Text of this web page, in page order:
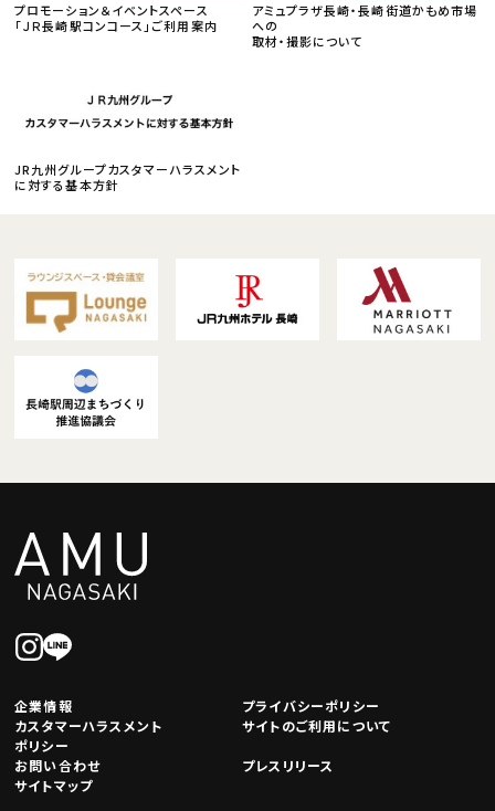
プロモーション＆イベントスペース
「ＪＲ長崎駅コンコース」ご利用案内
アミュプラザ長崎・長崎街道かもめ市場
への
取材・撮影について
JR九州グループカスタマーハラスメント
に対する基本方針
企業情報
プライバシーポリシー
カスタマーハラスメント
ポリシー
サイトのご利用について
お問い合わせ
プレスリリース
サイトマップ